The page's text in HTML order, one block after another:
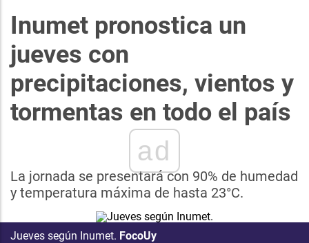
Inumet pronostica un
jueves con
precipitaciones, vientos y
tormentas en todo el país
ad
La jornada se presentará con 90% de humedad
y temperatura máxima de hasta 23°C.
Jueves según Inumet. FocoUy